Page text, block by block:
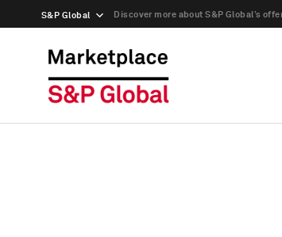
S&P Global Discover more about S&P Global’s